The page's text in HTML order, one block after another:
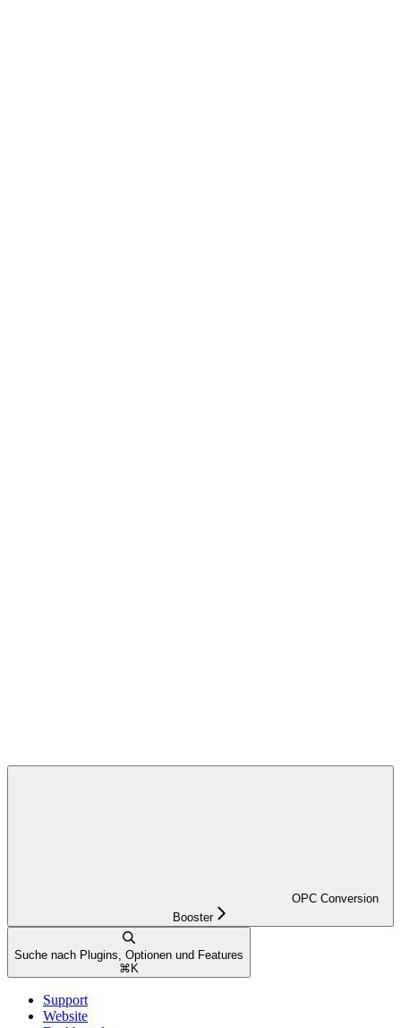
OPC Conversion
Booster
Suche nach Plugins, Optionen und Features
⌘ K
Support
Website